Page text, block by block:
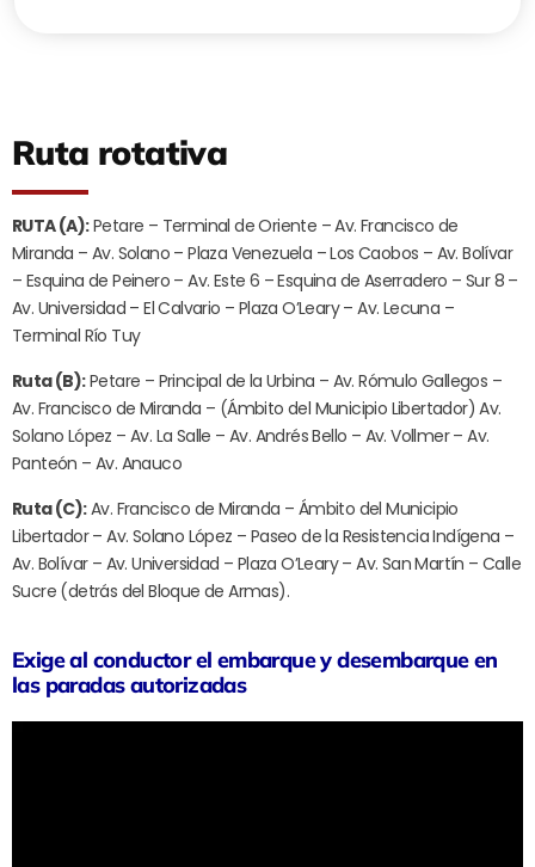
Ruta rotativa
RUTA (A):Petare – Terminal de Oriente – Av. Francisco de
Miranda – Av. Solano – Plaza Venezuela – Los Caobos – Av. Bolívar
– Esquina de Peinero – Av. Este 6 – Esquina de Aserradero – Sur 8 –
Av. Universidad – El Calvario – Plaza O’Leary – Av. Lecuna –
Terminal Río Tuy
Ruta (B):Petare – Principal de la Urbina – Av. Rómulo Gallegos –
Av. Francisco de Miranda – (Ámbito del Municipio Libertador) Av.
Solano López – Av. La Salle – Av. Andrés Bello – Av. Vollmer – Av.
Panteón – Av. Anauco
Ruta (C):Av. Francisco de Miranda – Ámbito del Municipio
Libertador – Av. Solano López – Paseo de la Resistencia Indígena –
Av. Bolívar – Av. Universidad – Plaza O’Leary – Av. San Martín – Calle
Sucre (detrás del Bloque de Armas).
Exige al conductor el embarque y desembarque en
las paradas autorizadas